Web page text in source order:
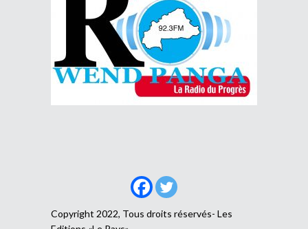
Copyright 2022, Tous droits réservés- Les